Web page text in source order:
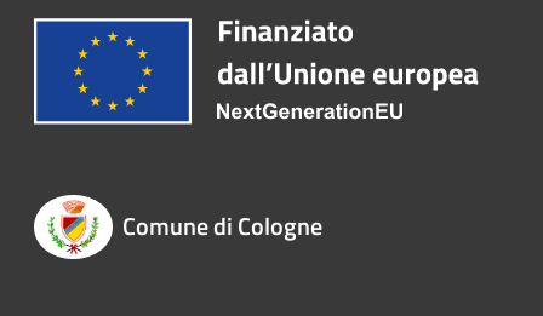
Comune di Cologne